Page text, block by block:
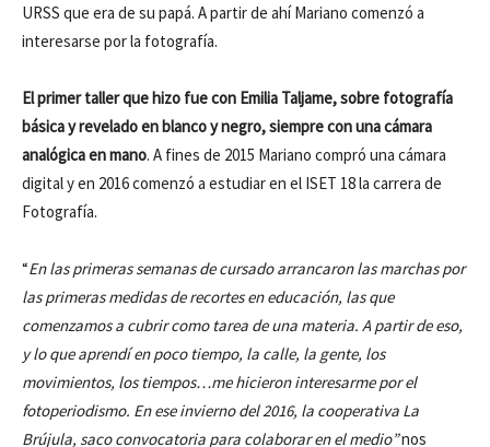
URSS que era de su papá. A partir de ahí Mariano comenzó a
interesarse por la fotografía.
El primer taller que hizo fue con Emilia Taljame, sobre fotografía
básica y revelado en blanco y negro, siempre con una cámara
analógica en mano. A fines de 2015 Mariano compró una cámara
digital y en 2016 comenzó a estudiar en el ISET 18 la carrera de
Fotografía.
“En las primeras semanas de cursado arrancaron las marchas por
las primeras medidas de recortes en educación, las que
comenzamos a cubrir como tarea de una materia. A partir de eso,
y lo que aprendí en poco tiempo, la calle, la gente, los
movimientos, los tiempos…me hicieron interesarme por el
fotoperiodismo. En ese invierno del 2016, la cooperativa La
Brújula, saco convocatoria para colaborar en el medio”nos